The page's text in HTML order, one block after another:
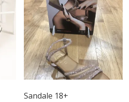
Sandale 18+